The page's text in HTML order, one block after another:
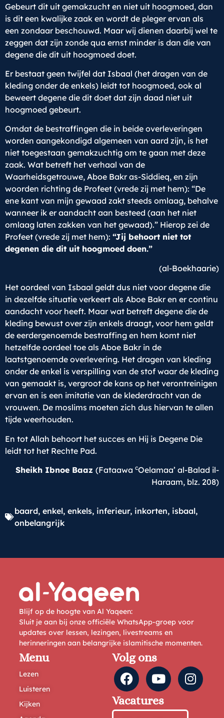
Gebeurt dit uit gemakzucht en niet uit hoogmoed, dan
is dit een kwalijke zaak en wordt de pleger ervan als
een zondaar beschouwd. Maar wij dienen daarbij wel te
zeggen dat zijn zonde qua ernst minder is dan die van
degene die dit uit hoogmoed doet.
Er bestaat geen twijfel dat Isbaal (het dragen van de
kleding onder de enkels) leidt tot hoogmoed, ook al
beweert degene die dit doet dat zijn daad niet uit
hoogmoed gebeurt.
Omdat de bestraffingen die in beide overleveringen
worden aangekondigd algemeen van aard zijn, is het
niet toegestaan gemakzuchtig om te gaan met deze
zaak. Wat betreft het verhaal van de
Waarheidsgetrouwe, Aboe Bakr as-Siddieq, en zijn
woorden richting de Profeet (vrede zij met hem): “De
ene kant van mijn gewaad zakt steeds omlaag, behalve
wanneer ik er aandacht aan besteed (aan het niet
omlaag laten zakken van het gewaad).” Hierop zei de
Profeet (vrede zij met hem): “Jij behoort niet tot
degenen die dit uit hoogmoed doen.”
(al-Boekhaarie)
Het oordeel van Isbaal geldt dus niet voor degene die
in dezelfde situatie verkeert als Aboe Bakr en er continu
aandacht voor heeft. Maar wat betreft degene die de
kleding bewust over zijn enkels draagt, voor hem geldt
de eerdergenoemde bestraffing en hem komt niet
hetzelfde oordeel toe als Aboe Bakr in de
laatstgenoemde overlevering. Het dragen van kleding
onder de enkel is verspilling van de stof waar de kleding
van gemaakt is, vergroot de kans op het verontreinigen
ervan en is een imitatie van de klederdracht van de
vrouwen. De moslims moeten zich dus hiervan te allen
tijde weerhouden.
En tot Allah behoort het succes en Hij is Degene Die
leidt tot het Rechte Pad.
Sheikh Ibnoe Baaz (Fataawa cOelamaa’ al-Balad il-
Haraam, blz. 208)
baard, enkel, enkels, inferieur, inkorten, isbaal,
onbelangrijk
Blijf op de hoogte van Al Yaqeen:
Sluit je aan bij onze officiële WhatsApp-groep voor
updates over lessen, lezingen, livestreams en
herinneringen aan belangrijke islamitische momenten.
Menu
Lezen
Luisteren
Kijken
Volg ons
Vacatures